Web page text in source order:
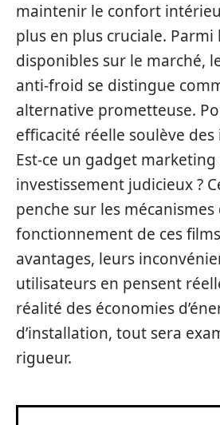
maintenir le confort
plus en plus cruciale.
disponibles sur le marché,
anti-froid se distingue
alternative prometteuse.
efficacité réelle soulève
Est-ce un gadget
investissement judicieux ?
penche sur les mécanismes
fonctionnement de ces
avantages, leurs
utilisateurs en pensent
réalité des économies
d’installation, tout sera
rigueur.